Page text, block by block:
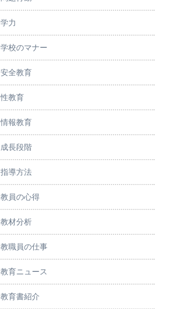
学力
学校のマナー
安全教育
性教育
情報教育
成長段階
指導方法
教員の心得
教材分析
教職員の仕事
教育ニュース
教育書紹介